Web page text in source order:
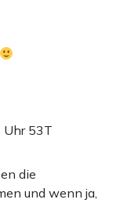
Uhr 53T
die
und wenn ja,